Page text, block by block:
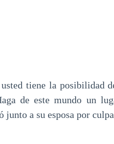
tiene la posibilidad
de este mundo un
a su esposa por